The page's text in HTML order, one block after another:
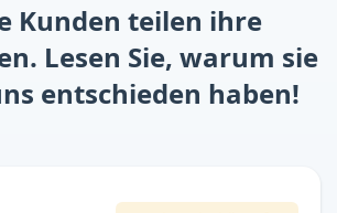
Kunden teilen ihre
Lesen Sie, warum sie
entschieden haben!